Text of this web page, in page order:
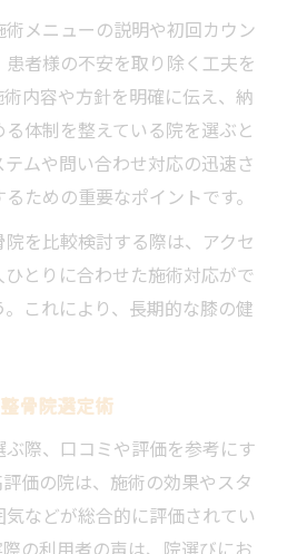
メニューの説明や初回カウン
者様の不安を取り除く工夫を
内容や方針を明確に伝え、納
体制を整えている院を選ぶと
ムや問い合わせ対応の迅速さ
ための重要なポイントです。
を比較検討する際は、アクセ
とりに合わせた施術対応がで
これにより、長期的な膝の健
骨院選定術
際、口コミや評価を参考にす
価の院は、施術の効果やスタ
などが総合的に評価されてい
の利用者の声は、院選びにお